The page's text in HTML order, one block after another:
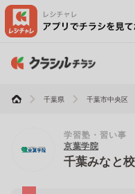
千葉県 千葉市中央区
学習塾・習い事
京葉学院
千葉みなと